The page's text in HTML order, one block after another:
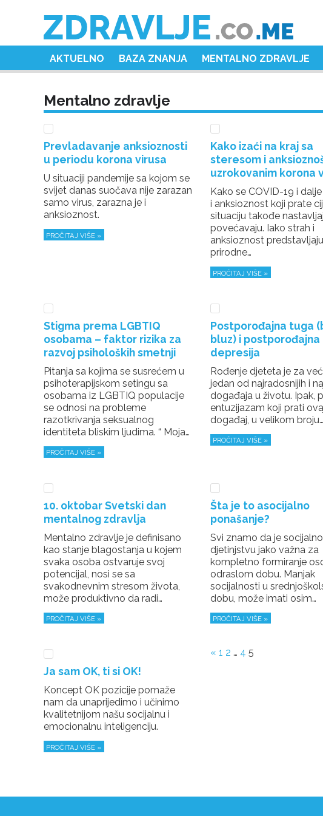
AKTUELNO BAZA ZNANJA MENTALNO ZDRAVLJE
Mentalno zdravlje
Prevladavanje anksioznosti
u periodu korona virusa
U situaciji pandemije sa kojom se
svijet danas suočava nije zarazan
samo virus, zarazna je i
anksioznost.
PROČITAJ VIŠE »
Kako izaći na kraj sa
steresom i
uzrokovanim korona
Kako se COVID-19 i
i anksioznost koji prate
situaciju takođe
povećavaju. Iako strah i
anksioznost predstavljaju
prirodne…
PROČITAJ VIŠE »
Stigma prema LGBTIQ
osobama – faktor rizika za
razvoj psiholoških smetnji
Pitanja sa kojima se susrećem u
psihoterapijskom setingu sa
osobama iz LGBTIQ populacije
se odnosi na probleme
razotkrivanja seksualnog
identiteta bliskim ljudima. “ Moja…
PROČITAJ VIŠE »
Postporođajna tuga
bluz) i postporođajna
depresija
Rođenje djeteta je za
jedan od najradosnijih i
događaja u životu. Ipak,
entuzijazam koji prati
događaj, u velikom broju…
PROČITAJ VIŠE »
10. oktobar Svetski dan
mentalnog zdravlja
Mentalno zdravlje je definisano
kao stanje blagostanja u kojem
svaka osoba ostvaruje svoj
potencijal, nosi se sa
svakodnevnim stresom života,
može produktivno da radi…
PROČITAJ VIŠE »
Šta je to asocijalno
ponašanje?
Svi znamo da je
djetinjstvu jako važna za
kompletno formiranje
odraslom dobu. Manjak
socijalnosti u
dobu, može imati osim…
PROČITAJ VIŠE »
Ja sam OK, ti si OK!
Koncept OK pozicije pomaže
nam da unaprijedimo i učinimo
kvalitetnijom našu socijalnu i
emocionalnu inteligenciju.
PROČITAJ VIŠE »
« 1 2 … 4 5